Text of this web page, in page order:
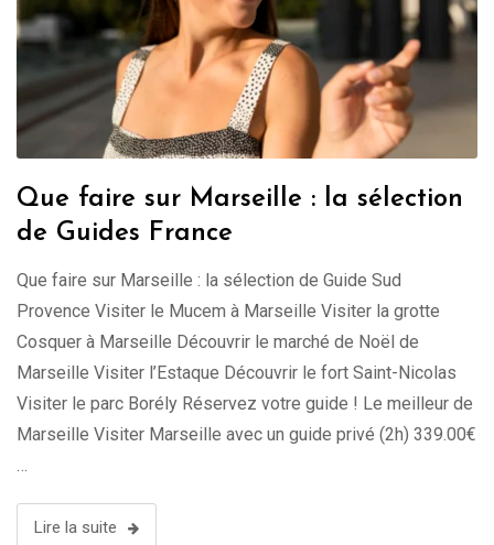
Que faire sur Marseille : la sélection
de Guides France
Que faire sur Marseille : la sélection de Guide Sud
Provence Visiter le Mucem à Marseille Visiter la grotte
Cosquer à Marseille Découvrir le marché de Noël de
Marseille Visiter l’Estaque Découvrir le fort Saint-Nicolas
Visiter le parc Borély Réservez votre guide ! Le meilleur de
Marseille Visiter Marseille avec un guide privé (2h) 339.00€
Lire la suite